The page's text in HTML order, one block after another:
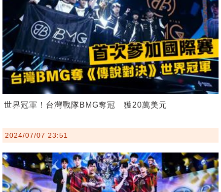
世界冠軍！台灣戰隊BMG奪冠 獲20萬美元
2024/07/07 23:51